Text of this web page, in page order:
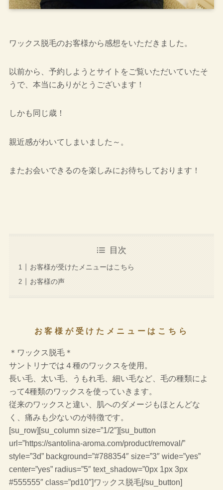
ワックス脱毛のお客様から感想をいただきました。
以前から、予約しようとサイトをご覧いただいていたそ
うで、本当にありがとうございます！
しかも同じ歳！
親近感がわいてしまいました～。
またお会いできるのを楽しみにお待ちしております！
目次
お客様が受けたメニューはこちら
お客様の声
お客様が受けたメニューはこちら
＊ワックス脱毛＊
サントリナでは４種のワックスを使用。
長い毛、太い毛、うもれ毛、細い毛など、毛の種類によ
って4種類のワックスを使っていきます。
従来のワックスと違い、肌へのダメージもほとんどな
く、痛みも少ないのが特徴です。
[su_row][su_column size=”1/2″][su_button
url=”https://santolina-aroma.com/product/removal/”
style=”3d” background=”#788354″ size=”3″ wide=”yes”
center=”yes” radius=”5″ text_shadow=”0px 1px 3px
#555555″ class=”pd10″]ワックス脱毛[/su_button]